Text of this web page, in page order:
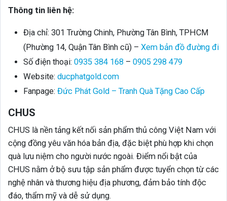
Thông tin liên hệ:
Địa chỉ: 301 Trường Chinh, Phường Tân Bình, TPHCM
(Phường 14, Quận Tân Bình cũ) – Xem bản đồ đường đi
Số điện thoại: 0935 384 168 – 0905 298 479
Website: ducphatgold.com
Fanpage: Đức Phát Gold – Tranh Quà Tặng Cao Cấp
CHUS
CHUS là nền tảng kết nối sản phẩm thủ công Việt Nam với
cộng đồng yêu văn hóa bản địa, đặc biệt phù hợp khi chọn
quà lưu niệm cho người nước ngoài. Điểm nổi bật của
CHUS nằm ở bộ sưu tập sản phẩm được tuyển chọn từ các
nghệ nhân và thương hiệu địa phương, đảm bảo tính độc
đáo, thẩm mỹ và dễ sử dụng.